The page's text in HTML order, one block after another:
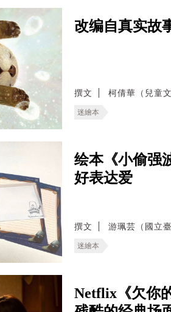
改编自真实故
撰文 柯倩華（兒童
迷繪本
绘本《小偷强
好表达爱
撰文 游珮芸（國立
迷繪本
Netflix《欠你